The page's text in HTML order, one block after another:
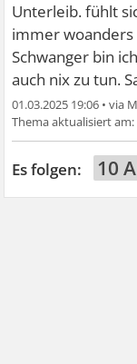
Unterleib. fühlt
immer woanders
Schwanger bin
auch nix zu tun.
01.03.2025 19:06 •
10